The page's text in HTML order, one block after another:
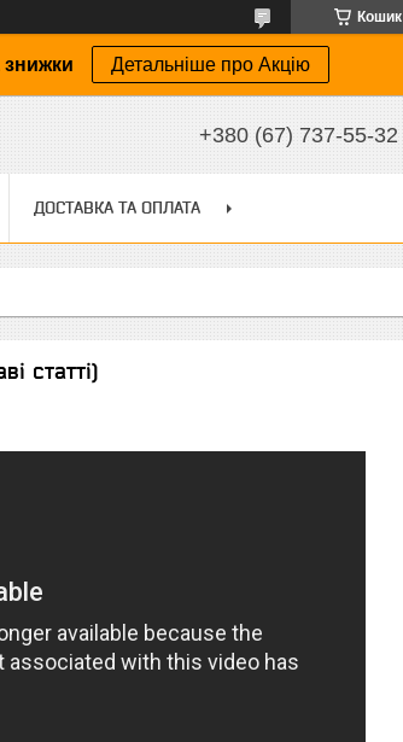
Кошик
Детальніше про Акцію
+380 (67) 737-55-32
ДОСТАВКА ТА ОПЛАТА
статті)